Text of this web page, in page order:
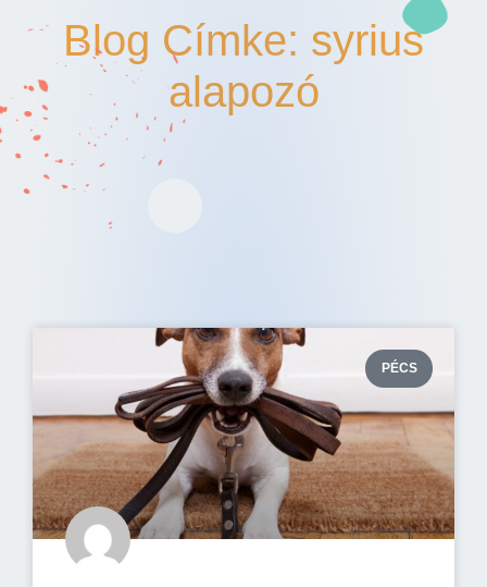
Blog Címke: syrius
alapozó
PÉCS